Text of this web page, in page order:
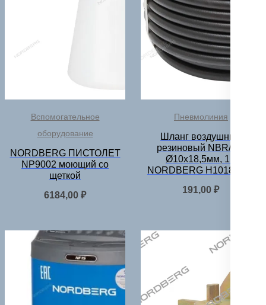
Вспомогательное
оборудование
NORDBERG ПИСТОЛЕТ
NP9002 моющий со
щеткой
6184,00₽
Пневмолиния
Шланг воздушный
резиновый NBR/CR
Ø10х18,5мм, 1м
NORDBERG H1018NBR
191,00₽